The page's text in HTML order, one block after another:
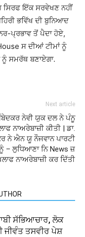
ਸਿਰਫ ਇੱਕ ਸਰਵੇਖਣ ਨਹੀਂ
ਭਵਿੱਖ ਦੀ ਬੁਨਿਆਦ
ਪ੍ਰਭਾਵ ਤੋਂ ਪੈਦਾ ਹੋਏ,
ਸ ਦੀਆਂ ਟੀਮਾਂ ਨੂੰ
ਸਮਰੱਥ ਬਣਾਏਗਾ.
Next article
ਨੇਵੀ ਯੁਕ ਦਲ ਨੇ ਪੰਨੂ
ਨਾਅਰੇਬਾਜ਼ੀ ਕੀਤੀ | ਡਾ.
ਨੇ ਐਨ ਯੂ ਨੌਜਵਾਨ ਪਾਰਟੀ
– ਲੁਧਿਆਣਾ ਨਿ News ਜ਼
ਨਾਅਰੇਬਾਜ਼ੀ ਕਰ ਦਿੱਤੀ
ਸੱਭਿਆਚਾਰ, ਲੋਕ
ਜੀਵੰਤ ਤਸਵੀਰ ਪੇਸ਼